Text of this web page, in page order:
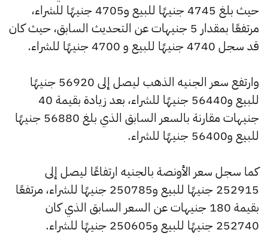
حيث بلغ 4745 جنيهًا للبيع و4705 جنيهًا للشراء،
مرتفعًا بمقدار 5 جنيهات عن التحديث السابق، حيث كان
قد سجل 4740 جنيهًا للبيع و 4700 جنيهًا للشراء.
وارتفع سعر الجنيه الذهب ليصل إلى 56920 جنيهًا
للبيع و56440 جنيهًا للشراء، بعد زيادة بقيمة 40
جنيهات مقارنة بالسعر السابق الذي بلغ 56880 جنيهًا
للبيع و56400 جنيهًا للشراء.
كما سجل سعر الأونصة بالجنيه ارتفاعًا ليصل إلى
252915 جنيهًا للبيع و250785 جنيهًا للشراء، مرتفعًا
بقيمة 180 جنيهات عن السعر السابق الذي كان
252740 جنيهًا للبيع و250605 جنيهًا للشراء.